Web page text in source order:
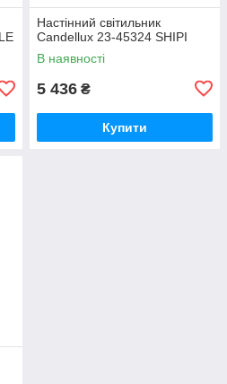
Настінний світильник
Candellux 23-45324 SHIPI
В наявності
5 436 ₴
Купити